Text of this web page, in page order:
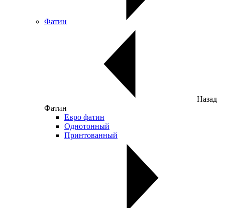
Фатин
Назад
Фатин
Евро фатин
Однотонный
Принтованный